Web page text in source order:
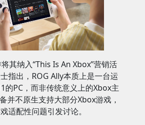
其纳入“This Is An Xbox”营销活
指出，ROG Ally本质上是一台运
的PC，而非传统意义上的Xbox主
并不原生支持大部分Xbox游戏，
适配性问题引发讨论。